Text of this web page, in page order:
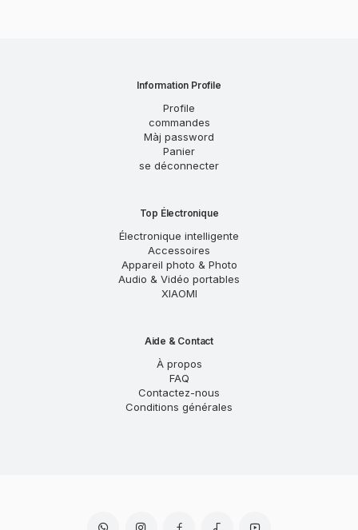
Information Profile
Profile
commandes
Màj password
Panier
se déconnecter
Top Électronique
Électronique intelligente
Accessoires
Appareil photo & Photo
Audio & Vidéo portables
XIAOMI
Aide & Contact
À propos
FAQ
Contactez-nous
Conditions générales